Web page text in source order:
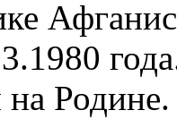
Родине.